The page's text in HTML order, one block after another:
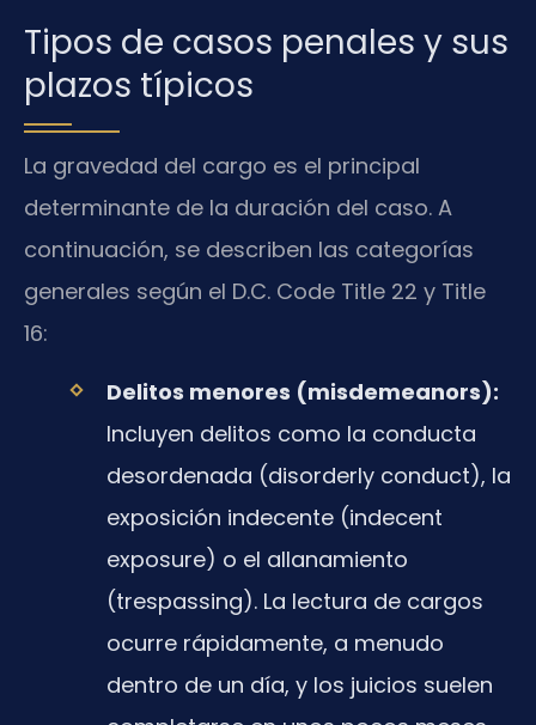
Tipos de casos penales y sus
plazos típicos
La gravedad del cargo es el principal
determinante de la duración del caso. A
continuación, se describen las categorías
generales según el D.C. Code Title 22 y Title
16:
Delitos menores (misdemeanors):
Incluyen delitos como la conducta
desordenada (disorderly conduct), la
exposición indecente (indecent
exposure) o el allanamiento
(trespassing). La lectura de cargos
ocurre rápidamente, a menudo
dentro de un día, y los juicios suelen